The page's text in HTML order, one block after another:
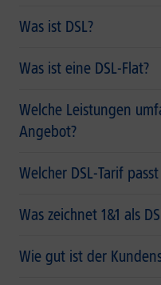
Was ist DSL?
Was ist eine DSL-Flat?
Welche Leistungen
Angebot?
Welcher DSL-Tarif
Was zeichnet 1&1 als
Wie gut ist der